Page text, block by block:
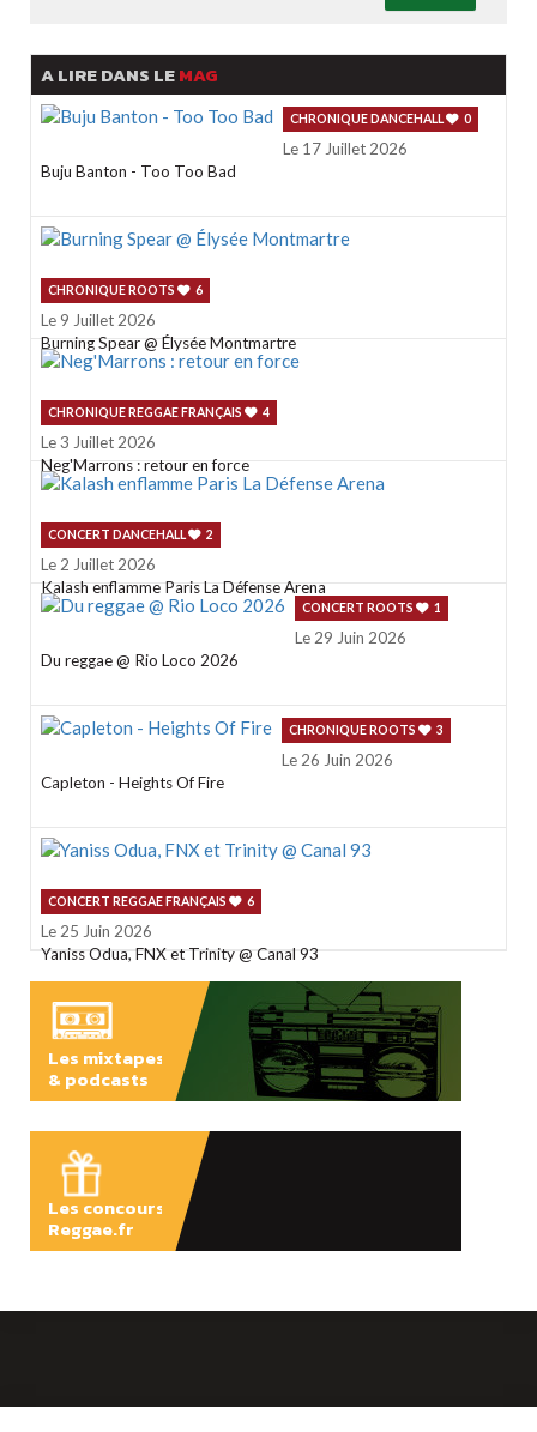
A LIRE DANS LEMAG
CHRONIQUE DANCEHALL 0
Le 17 Juillet 2026
Buju Banton - Too Too Bad
CHRONIQUE ROOTS 6
Le 9 Juillet 2026
Burning Spear @ Élysée Montmartre
CHRONIQUE REGGAE FRANÇAIS 4
Le 3 Juillet 2026
Neg'Marrons : retour en force
CONCERT DANCEHALL 2
Le 2 Juillet 2026
Kalash enflamme Paris La Défense Arena
CONCERT ROOTS 1
Le 29 Juin 2026
Du reggae @ Rio Loco 2026
CHRONIQUE ROOTS 3
Le 26 Juin 2026
Capleton - Heights Of Fire
CONCERT REGGAE FRANÇAIS 6
Le 25 Juin 2026
Yaniss Odua, FNX et Trinity @ Canal 93
Les mixtapes
& podcasts
Les concours
Reggae.fr